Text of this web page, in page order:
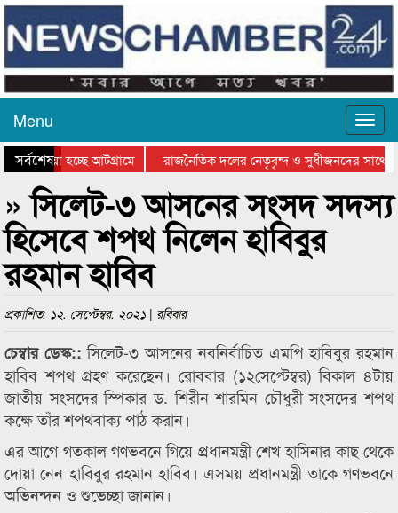
Menu
সর্বশেষ
যাওয়া হচ্ছে আটগ্রামে
রাজনৈতিক দলের নেতৃবৃন্দ ও সুধীজনদের সাথে
পুরস্কার বিতরণ সম্পন্ন
» সিলেট-৩ আসনের সংসদ সদস্য
হিসেবে শপথ নিলেন হাবিবুর
রহমান হাবিব
প্রকাশিত: ১২. সেপ্টেম্বর. ২০২১ | রবিবার
চেম্বার ডেস্ক::সিলেট-৩ আসনের নবনির্বাচিত এমপি হাবিবুর রহমান
হাবিব শপথ গ্রহণ করেছেন। রোববার (১২সেপ্টেম্বর) বিকাল ৪টায়
জাতীয় সংসদের স্পিকার ড. শিরীন শারমিন চৌধুরী সংসদের শপথ
কক্ষে তাঁর শপথবাক্য পাঠ করান।
এর আগে গতকাল গণভবনে গিয়ে প্রধানমন্ত্রী শেখ হাসিনার কাছ থেকে
দোয়া নেন হাবিবুর রহমান হাবিব। এসময় প্রধানমন্ত্রী তাকে গণভবনে
অভিনন্দন ও শুভেচ্ছা জানান।